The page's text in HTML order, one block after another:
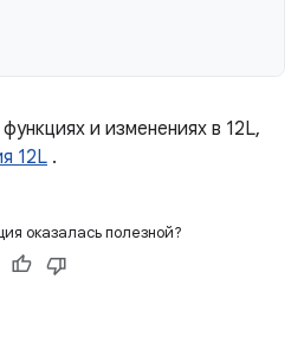
и изменениях в 12L,
12L .
оказалась полезной?